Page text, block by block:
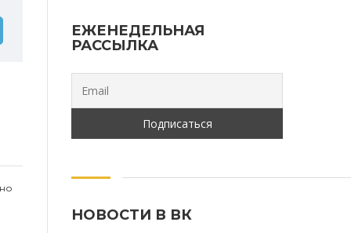
ЕЖЕНЕДЕЛЬНАЯ
РАССЫЛКА
НОВОСТИ В ВК